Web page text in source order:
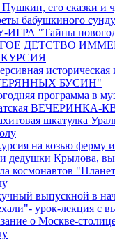
его сказки и
бабушкиного
"Тайны
ДЕТСТВО
БУСИН"
программа в
ВЕЧЕРИНКА-
шкатулка
на козью ферму
дедушки Крылова,
космонавтов
выпускной в
урок-лекция с
о Москве-